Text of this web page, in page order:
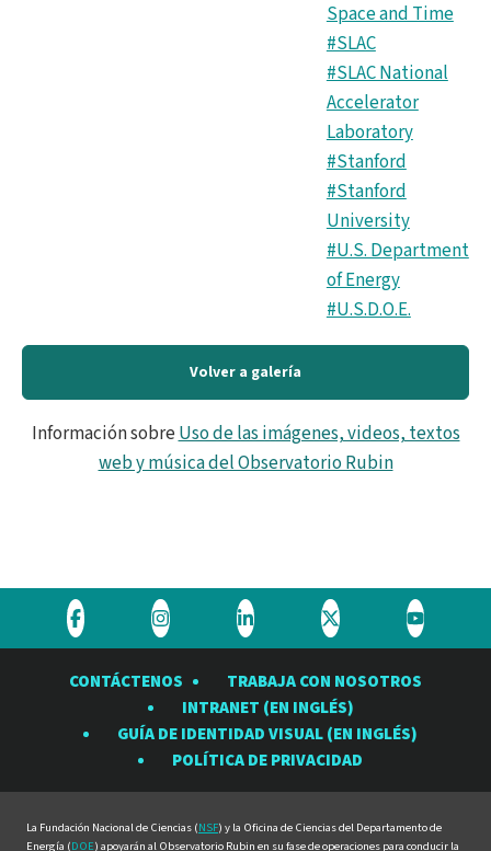
Space and Time
#SLAC
#SLAC National
Accelerator
Laboratory
#Stanford
#Stanford
University
#U.S. Department
of Energy
#U.S.D.O.E.
Volver a galería
Información sobreUso de las imágenes, videos, textos
web y música del Observatorio Rubin
Visite
Observatorio
Visite
Observatorio
Rubin
en
Visite
Observatorio
Rubin
en
Visite
Observatorio
Rubin
en
Visite
Rubin
en
CONTÁCTENOS
TRABAJA CON NOSOTROS
INTRANET (EN INGLÉS)
GUÍA DE IDENTIDAD VISUAL (EN INGLÉS)
POLÍTICA DE PRIVACIDAD
La Fundación Nacional de Ciencias (NSF) y la Oficina de Ciencias del Departamento de
Energía (DOE) apoyarán al Observatorio Rubin en su fase de operaciones para conducir la